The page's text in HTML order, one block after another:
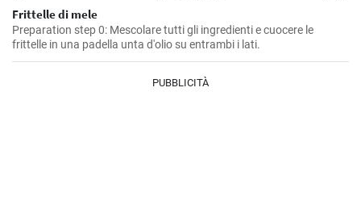
Frittelle di mele
Preparation step 0: Mescolare tutti gli ingredienti e cuocere le
frittelle in una padella unta d'olio su entrambi i lati.
PUBBLICITÀ